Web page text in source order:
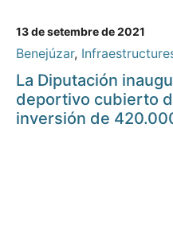
13 de setembre de 2021
Benejúzar,
La Diputación
deportivo cubierto
inversión de